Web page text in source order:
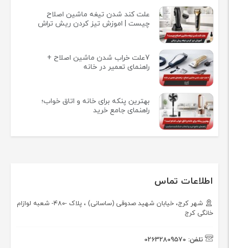
علت کند شدن تیغه ماشین اصلاح
چیست | اموزش تیز کردن ریش تراش
7علت خراب شدن ماشین اصلاح +
راهنمای تعمیر در خانه
بهترین پنکه برای خانه و اتاق خواب؛
راهنمای جامع خرید
اطلاعات تماس
شهر کرج، خیابان شهید صدوقی (ساسانی) ، پلاک -۴۸۰- شعبه لوازام
خانگی کرج
تلفن: 02632809570